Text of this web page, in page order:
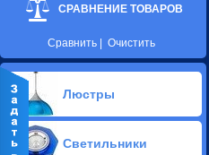
СРАВНЕНИЕ ТОВАРОВ
Сравнить Очистить
Люстры
Припотолочные люстры(584)
Потолочные люстры Led(91)
Светильники